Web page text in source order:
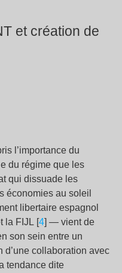
et création de
l’importance du
du régime que les
qui dissuade les
économies au soleil
libertaire espagnol
la FIJL [4] — vient de
son sein entre un
d’une collaboration avec
tendance dite